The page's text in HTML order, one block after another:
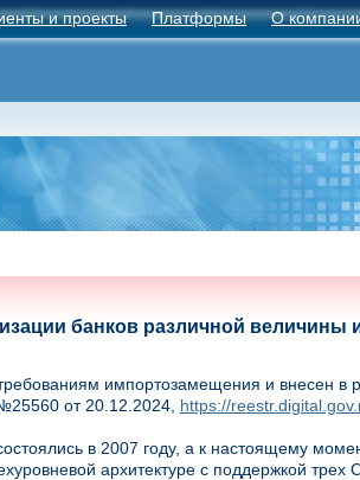
и проекты Платформы О
банков различной величины
импортозамещения и внесен в
от 20.12.2024, https://
в 2007 году, а к настоящему
архитектуре с поддержкой